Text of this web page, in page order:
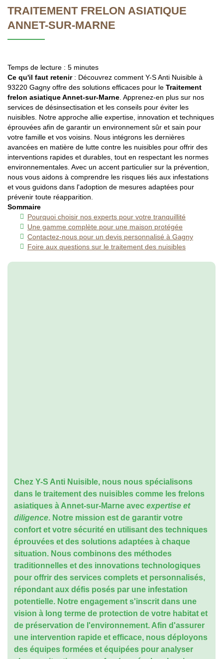
TRAITEMENT FRELON ASIATIQUE
ANNET-SUR-MARNE
Temps de lecture : 5 minutes
Ce qu'il faut retenir: Découvrez comment Y-S Anti Nuisible à
93220 Gagny offre des solutions efficaces pour le Traitement
frelon asiatique Annet-sur-Marne. Apprenez-en plus sur nos
services de désinsectisation et les conseils pour éviter les
nuisibles. Notre approche allie expertise, innovation et techniques
éprouvées afin de garantir un environnement sûr et sain pour
votre famille et vos voisins. Nous intégrons les dernières
avancées en matière de lutte contre les nuisibles pour offrir des
interventions rapides et durables, tout en respectant les normes
environnementales. Avec un accent particulier sur la prévention,
nous vous aidons à comprendre les risques liés aux infestations
et vous guidons dans l'adoption de mesures adaptées pour
prévenir toute réapparition.
Sommaire
Pourquoi choisir nos experts pour votre tranquillité
Une gamme complète pour une maison protégée
Contactez-nous pour un devis personnalisé à Gagny
Foire aux questions sur le traitement des nuisibles
Chez Y-S Anti Nuisible, nous nous spécialisons
dans le traitement des nuisibles comme les frelons
asiatiques à Annet-sur-Marne avecexpertise et
diligence. Notre mission est de garantir votre
confort et votre sécurité en utilisant des techniques
éprouvées et des solutions adaptées à chaque
situation. Nous combinons des méthodes
traditionnelles et des innovations technologiques
pour offrir des services complets et personnalisés,
répondant aux défis posés par une infestation
potentielle. Notre engagement s'inscrit dans une
vision à long terme de protection de votre habitat et
de préservation de l'environnement. Afin d'assurer
une intervention rapide et efficace, nous déployons
des équipes formées et équipées pour analyser